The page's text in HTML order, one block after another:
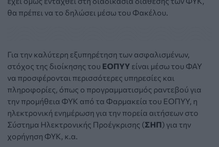
θα πρέπει να το δηλώσει μέσω του Φακέλου.
Για την καλύτερη εξυπηρέτηση των ασφαλισμένων,
στόχος της διοίκησης του ΕΟΠΥΥ είναι μέσω του ΦΑΥ
να προσφέρονται περισσότερες υπηρεσίες και
πληροφορίες, όπως ο προγραμματισμός ραντεβού για
την προμήθεια ΦΥΚ από τα Φαρμακεία του ΕΟΠΥΥ, η
ηλεκτρονική ενημέρωση για την πορεία αιτήσεων στο
Σύστημα Ηλεκτρονικής Προέγκρισης (ΣΗΠ) για την
χορήγηση ΦΥΚ, κ.α.